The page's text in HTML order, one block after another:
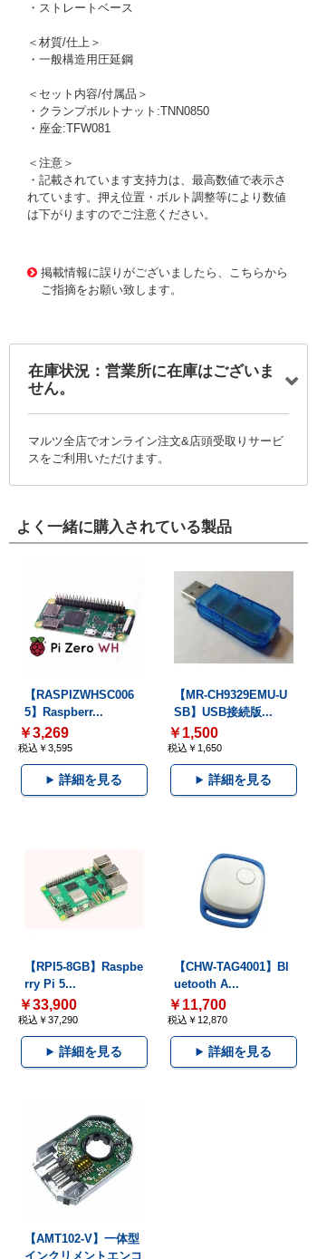
・ストレートベース
＜材質/仕上＞
・一般構造用圧延鋼
＜セット内容/付属品＞
・クランプボルトナット:TNN0850
・座金:TFW081
＜注意＞
・記載されています支持力は、最高数値で表示さ
れています。押え位置・ボルト調整等により数値
は下がりますのでご注意ください。
掲載情報に誤りがございましたら、こちらから
ご指摘をお願い致します。
在庫状況：営業所に在庫はございま
せん。
マルツ全店でオンライン注文&店頭受取りサービ
スをご利用いただけます。
よく一緒に購入されている製品
【RASPIZWHSC006
5】Raspberr...
￥3,269
税込￥3,595
詳細を見る
【MR-CH9329EMU-U
SB】USB接続版...
￥1,500
税込￥1,650
詳細を見る
【RPI5-8GB】Raspbe
rry Pi 5...
￥33,900
税込￥37,290
詳細を見る
【CHW-TAG4001】Bl
uetooth A...
￥11,700
税込￥12,870
詳細を見る
【AMT102-V】一体型
インクリメントエンコ